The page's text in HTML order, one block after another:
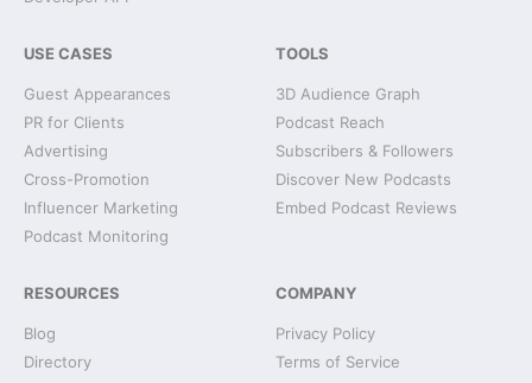
USE CASES
Guest Appearances
PR for Clients
Advertising
Cross-Promotion
Influencer Marketing
Podcast Monitoring
TOOLS
3D Audience Graph
Podcast Reach
Subscribers & Followers
Discover New Podcasts
Embed Podcast Reviews
RESOURCES
Blog
Directory
COMPANY
Privacy Policy
Terms of Service